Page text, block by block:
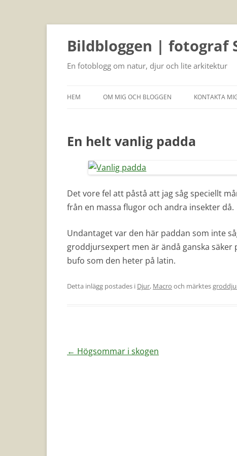
Bildbloggen | fotograf
En fotoblogg om natur, djur och lite arkitektur
HEM OM MIG OCH BLOGGEN KONTAKTA
En helt vanlig padda
Det vore fel att påstå att jag såg speciellt
från en massa flugor och andra insekter då.
Undantaget var den här paddan som inte
groddjursexpert men är ändå ganska säker
bufo som den heter på latin.
Detta inlägg postades i Djur, Macro och märktes
Inläggsnavigering
← Högsommar i skogen